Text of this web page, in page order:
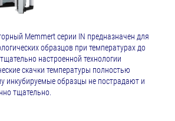
Memmert серии IN предназначен для
образцов при температурах до
настроенной технологии
скачки температуры полностью
инкубируемые образцы не пострадают и
тщательно.